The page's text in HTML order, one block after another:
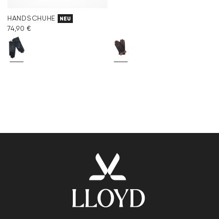
HANDSCHUHE NEU
74,90 €